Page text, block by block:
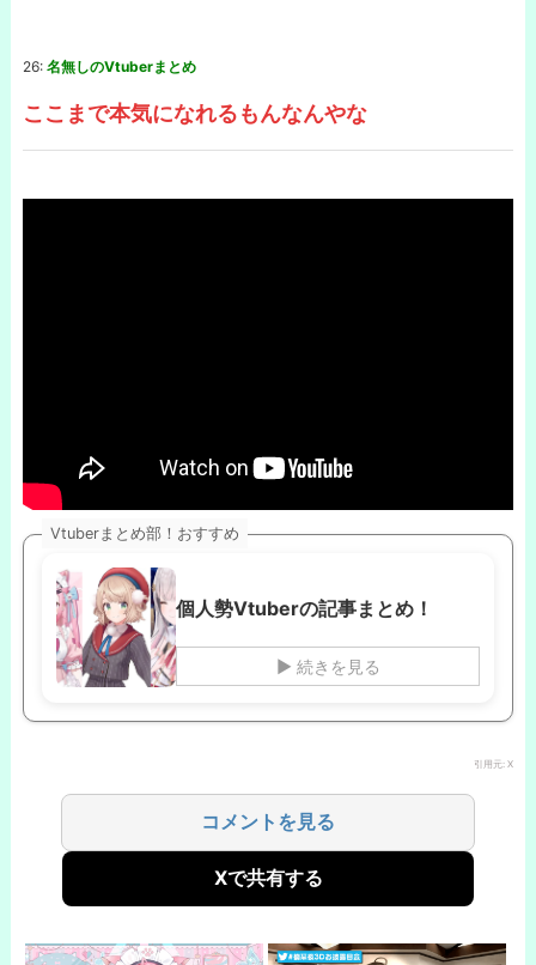
26: 名無しのVtuberまとめ
ここまで本気になれるもんなんやな
Vtuberまとめ部！おすすめ
個人勢Vtuberの記事まとめ！
▶ 続きを見る
引用元: X
コメントを見る
Xで共有する